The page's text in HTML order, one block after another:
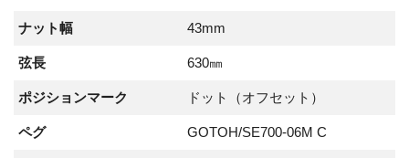
ナット幅 43mm
弦長 630㎜
ポジションマーク ドット（オフセット）
ペグ GOTOH/SE700-06M C